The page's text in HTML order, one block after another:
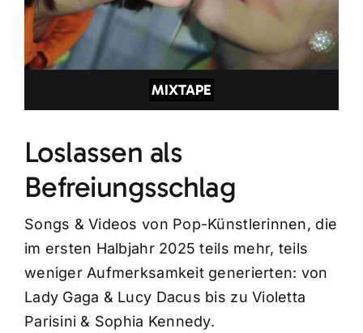
MIXTAPE
Loslassen als
Befreiungsschlag
Songs & Videos von Pop-Künstlerinnen, die
im ersten Halbjahr 2025 teils mehr, teils
weniger Aufmerksamkeit generierten: von
Lady Gaga & Lucy Dacus bis zu Violetta
Parisini & Sophia Kennedy.